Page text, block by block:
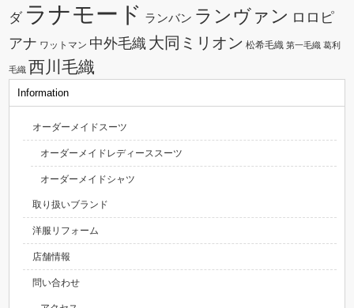
ダ ラナモード ランバン ランヴァン ロロピ
アナ ワットマン 中外毛織大同ミリオン 松希毛織 第一毛織 葛利
毛織 西川毛織
Information
オーダーメイドスーツ
オーダーメイドレディーススーツ
オーダーメイドシャツ
取り扱いブランド
洋服リフォーム
店舗情報
問い合わせ